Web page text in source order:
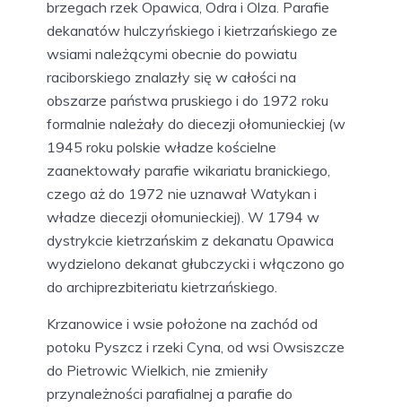
brzegach rzek Opawica, Odra i Olza. Parafie
dekanatów hulczyńskiego i kietrzańskiego ze
wsiami należącymi obecnie do powiatu
raciborskiego znalazły się w całości na
obszarze państwa pruskiego i do 1972 roku
formalnie należały do diecezji ołomunieckiej (w
1945 roku polskie władze kościelne
zaanektowały parafie wikariatu branickiego,
czego aż do 1972 nie uznawał Watykan i
władze diecezji ołomunieckiej). W 1794 w
dystrykcie kietrzańskim z dekanatu Opawica
wydzielono dekanat głubczycki i włączono go
do archiprezbiteriatu kietrzańskiego.
Krzanowice i wsie położone na zachód od
potoku Pyszcz i rzeki Cyna, od wsi Owsiszcze
do Pietrowic Wielkich, nie zmieniły
przynależności parafialnej a parafie do